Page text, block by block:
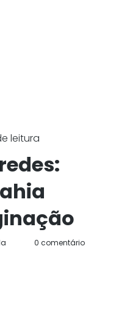
leitura
0 comentário